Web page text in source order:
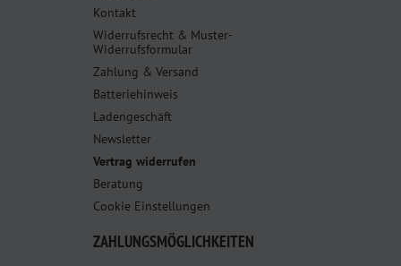
Kontakt
Widerrufsrecht & Muster-
Widerrufsformular
Zahlung & Versand
Batteriehinweis
Ladengeschäft
Newsletter
Vertrag widerrufen
Beratung
Cookie Einstellungen
ZAHLUNGSMÖGLICHKEITEN